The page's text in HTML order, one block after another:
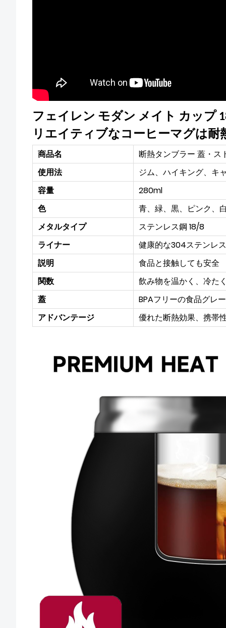
フェイレン モダン メイト カップ
リエイティブなコーヒーマグは耐
商品名
断熱タンブラー 蓋・ス
使用法
ジム、ハイキング、キ
容量
280ml
色
青、緑、黒、ピンク、
メタルタイプ
ステンレス鋼 18/8
ライナー
健康的な304ステンレ
説明
食品と接触しても安全
関数
飲み物を温かく、冷た
蓋
BPAフリーの食品グレ
アドバンテージ
優れた断熱効果、携帯